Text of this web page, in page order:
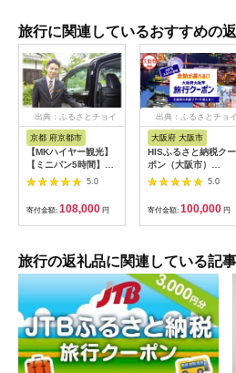
旅行に関連しているおすすめの
出典：ふるさとチョイ
京都 府京都市
【MKハイヤー観光】
【ミニバン5時間】ド
ライバーとめぐるとっ
ておきの京都観光（3
／21-6／20・10／1-
11／30）
5.0
寄付金額: 108,000 円
出典：ふるさとチョイ
大阪府 大阪市
HISふるさと納税クー
ポン（大阪市）
30,000円分_OS039-
5.0
寄付金額: 100,000 円
旅行の返礼品に関連している記